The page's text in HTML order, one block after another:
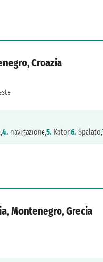
Croazia
4. navigazione,5. Kotor,6. Spalato,
Montenegro, Grecia